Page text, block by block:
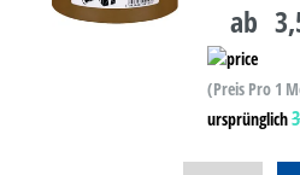
ab
(Preis Pro 1
ursprünglich